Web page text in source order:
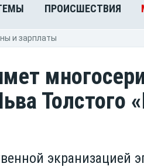
ПРОИСШЕСТВИЯ
и зарплаты
Толстого
экранизацией